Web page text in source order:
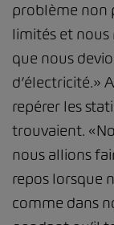
problème non
limités et nous
que nous
d’électricité.»
repérer les
trouvaient.
nous allions
repos lorsque
comme dans